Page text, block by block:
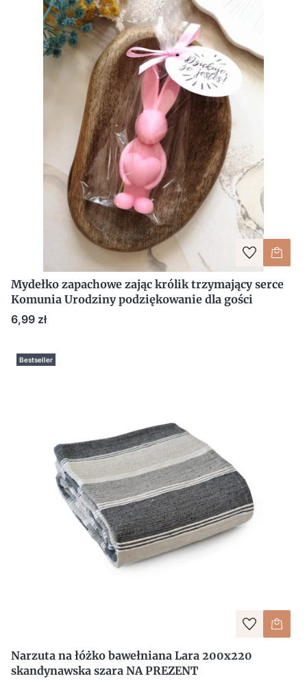
Mydełko zapachowe zając królik trzymający serce
Komunia Urodziny podziękowanie dla gości
Cena
6,99 zł
Bestseller
Narzuta na łóżko bawełniana Lara 200x220
skandynawska szara NA PREZENT